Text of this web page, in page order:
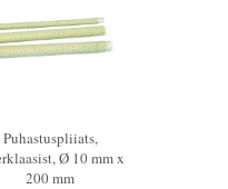
Puhastuspliiats,
Ø 10 mm x
200 mm